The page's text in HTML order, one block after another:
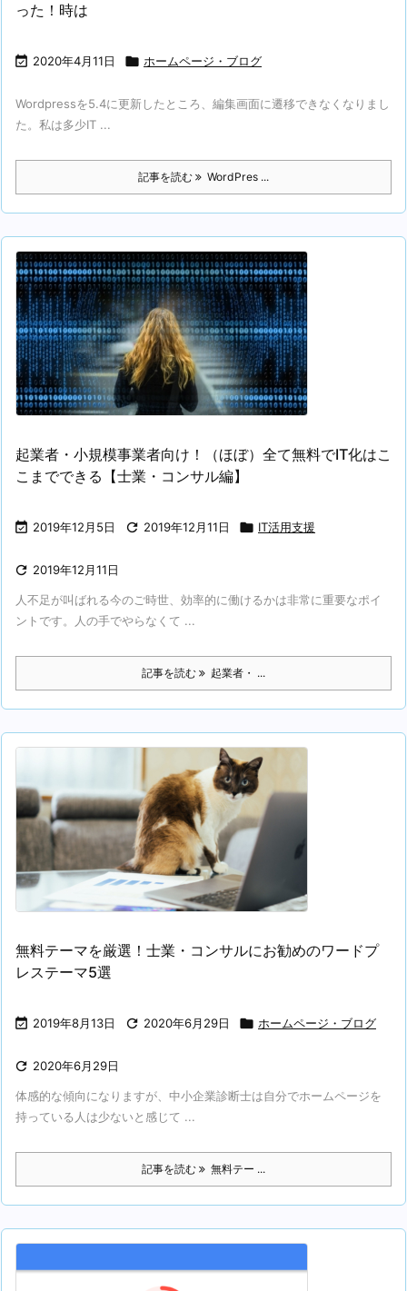
った！時は
 2020年4月11日  ホームページ・ブログ
Wordpressを5.4に更新したところ、編集画面に遷移できなくなりまし
た。私は多少IT ...
記事を読む WordPres ...
起業者・小規模事業者向け！（ほぼ）全て無料でIT化はこ
こまでできる【士業・コンサル編】
 2019年12月5日  2019年12月11日  IT活用支援
 2019年12月11日
人不足が叫ばれる今のご時世、効率的に働けるかは非常に重要なポイ
ントです。人の手でやらなくて ...
記事を読む 起業者・ ...
無料テーマを厳選！士業・コンサルにお勧めのワードプ
レステーマ5選
 2019年8月13日  2020年6月29日  ホームページ・ブログ
 2020年6月29日
体感的な傾向になりますが、中小企業診断士は自分でホームページを
持っている人は少ないと感じて ...
記事を読む 無料テー ...